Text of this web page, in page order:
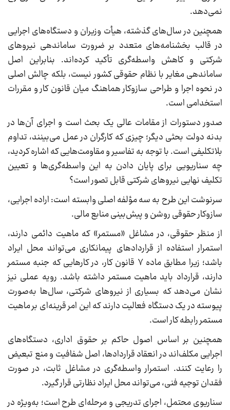
نمی‌دهد.
همچنین در سال‌های گذشته، هیأت وزیران و دستگاه‌های اجرایی
در قالب بخشنامه‌های متعدد بر ضرورت ساماندهی نیروهای
شرکتی و کاهش واسطه‌گری تأکید کرده‌اند. بنابراین اصل
ساماندهی مغایر با نظام حقوقی کشور نیست، بلکه چالش اصلی
در نحوه اجرا و طراحی سازوکار هماهنگ میان قانون کار و مقررات
استخدامی است.
صدور دستورات از مقامات عالی یک بحث است و اجرای آن‌ها در
بدنه دولت بحثی دیگر؛ چیزی که کارگران در عمل می‌بینند، تداوم
بلاتکلیفی است. با توجه به تفاسیر و مقاومت‌هایی که اشاره کردید،
چه سناریویی برای پایان دادن به این واسطه‌گری‌ها و تعیین
تکلیف نهایی نیروهای شرکتی قابل تصور است؟
سرنوشت این طرح به سه مؤلفه اصلی وابسته است: اراده اجرایی،
سازوکار حقوقی روشن و پیش‌بینی منابع مالی.
از منظر حقوقی، در مشاغل «مستمر» که ماهیت دائمی دارند،
استمرار استفاده از قراردادهای پیمانکاری می‌تواند محل ایراد
باشد؛ زیرا مطابق ماده ۷ قانون کار، در کارهایی که جنبه مستمر
دارند، قرارداد باید ماهیت مستمر داشته باشد. رویه عملی نیز
نشان می‌دهد که بسیاری از نیروهای شرکتی، سال‌ها به‌صورت
پیوسته در یک دستگاه فعالیت دارند که این امر قرینه‌ای بر ماهیت
مستمر رابطه کار است.
همچنین بر اساس اصول حاکم بر حقوق اداری، دستگاه‌های
اجرایی مکلف‌اند در انعقاد قراردادها، اصل شفافیت و منع تبعیض
را رعایت کنند. استمرار واسطه‌گری در مشاغل ثابت، در صورت
فقدان توجیه فنی، می‌تواند محل ایراد نظارتی قرار گیرد.
سناریوی محتمل، اجرای تدریجی و مرحله‌ای طرح است؛ به‌ویژه در